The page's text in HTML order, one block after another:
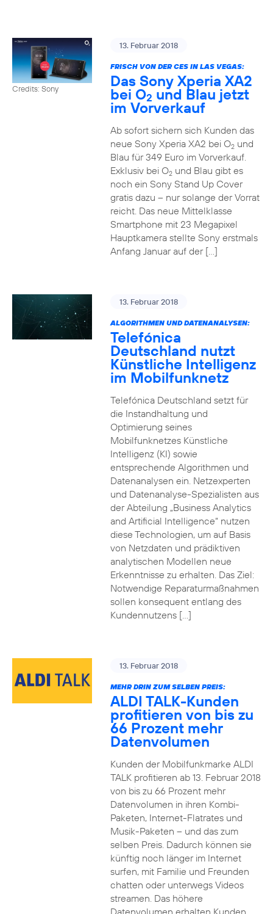
Credits: Sony
13. Februar 2018
FRISCH VON DER CES IN LAS VEGAS:
Das Sony Xperia XA2
bei O2 und Blau jetzt
im Vorverkauf
Ab sofort sichern sich Kunden das
neue Sony Xperia XA2 bei O2und
Blau für 349 Euro im Vorverkauf.
Exklusiv bei O2und Blau gibt es
noch ein Sony Stand Up Cover
gratis dazu – nur solange der Vorrat
reicht. Das neue Mittelklasse
Smartphone mit 23 Megapixel
Hauptkamera stellte Sony erstmals
Anfang Januar auf der […]
13. Februar 2018
ALGORITHMEN UND DATENANALYSEN:
Telefónica
Deutschland nutzt
Künstliche Intelligenz
im Mobilfunknetz
Telefónica Deutschland setzt für
die Instandhaltung und
Optimierung seines
Mobilfunknetzes Künstliche
Intelligenz (KI) sowie
entsprechende Algorithmen und
Datenanalysen ein. Netzexperten
und Datenanalyse-Spezialisten aus
der Abteilung „Business Analytics
and Artificial Intelligence“ nutzen
diese Technologien, um auf Basis
von Netzdaten und prädiktiven
analytischen Modellen neue
Erkenntnisse zu erhalten. Das Ziel:
Notwendige Reparaturmaßnahmen
sollen konsequent entlang des
Kundennutzens […]
13. Februar 2018
MEHR DRIN ZUM SELBEN PREIS:
ALDI TALK-Kunden
profitieren von bis zu
66 Prozent mehr
Datenvolumen
Kunden der Mobilfunkmarke ALDI
TALK profitieren ab 13. Februar 2018
von bis zu 66 Prozent mehr
Datenvolumen in ihren Kombi-
Paketen, Internet-Flatrates und
Musik-Paketen – und das zum
selben Preis. Dadurch können sie
künftig noch länger im Internet
surfen, mit Familie und Freunden
chatten oder unterwegs Videos
streamen. Das höhere
Datenvolumen erhalten Kunden